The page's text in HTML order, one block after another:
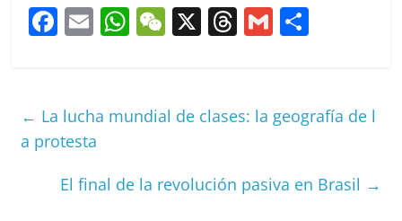
F
e
b
o
E
l
W
s
p
W
h
X T
a
G
l p
ar
← La lucha mundial de clases: la geografía de l
a protesta
El final de la revolución pasiva en Brasil →